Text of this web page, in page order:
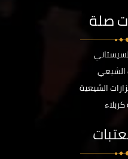
صلة
الشيعي
الشيعية